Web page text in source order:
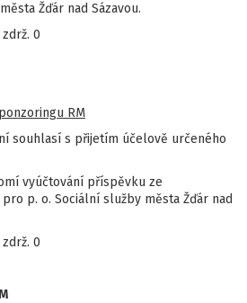
Žďár nad Sázavou.
0
RM
souhlasí s přijetím účelově určeného
vyúčtování příspěvku ze
p. o. Sociální služby města Žďár nad
0